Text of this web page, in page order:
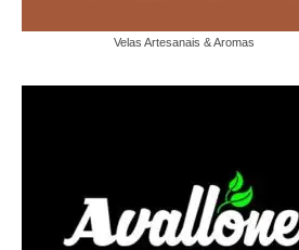
Velas Artesanais & Aromas